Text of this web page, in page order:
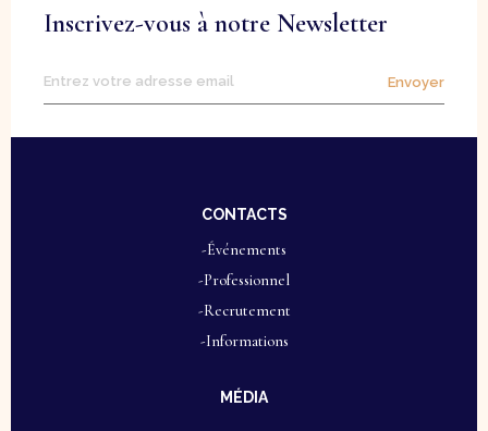
Inscrivez-vous à notre Newsletter
Envoyer
CONTACTS
-Événements
-Professionnel
-Recrutement
-Informations
MÉDIA